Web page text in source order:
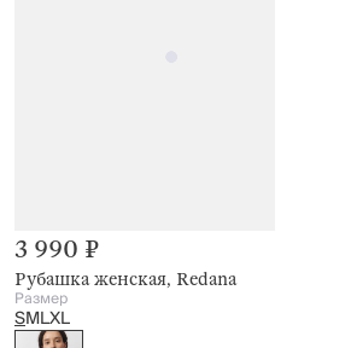
Рубашка женская, Redana
3 990 ₽
Размер
SMLXL